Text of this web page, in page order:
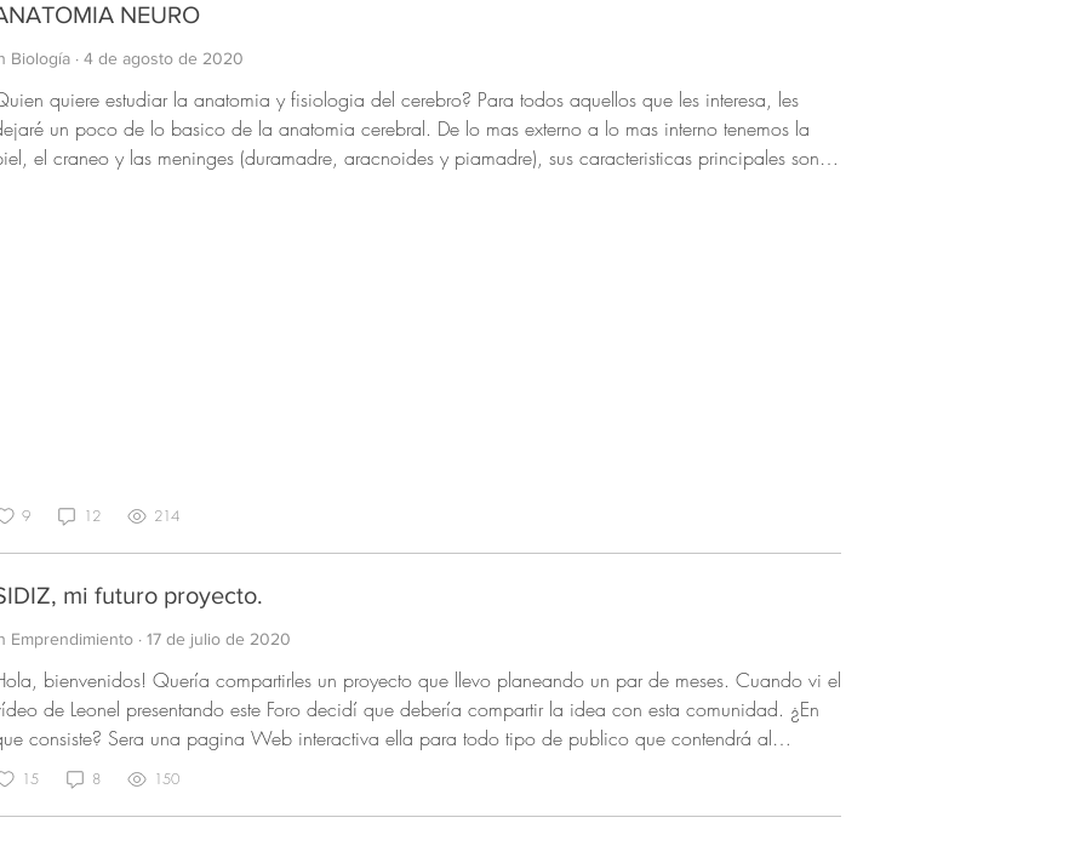
NEURO
Biología · 4 de agosto de 2020
quiere estudiar la anatomia y fisiologia del cerebro? Para todos aquellos que les interesa, les
un poco de lo basico de la anatomia cerebral. De lo mas externo a lo mas interno tenemos la
el craneo y las meninges (duramadre, aracnoides y piamadre), sus caracteristicas principales son,
9 12 214
mi futuro proyecto.
Emprendimiento · 17 de julio de 2020
bienvenidos! Quería compartirles un proyecto que llevo planeando un par de meses. Cuando vi el
de Leonel presentando este Foro decidí que debería compartir la idea con esta comunidad. ¿En
consiste? Sera una pagina Web interactiva ella para todo tipo de publico que contendrá al
información sobre Matemáticas, física, Química, Bellas Artes y Informática. Tendrá una
de resúmenes de estas cinco áreas del saber en formato escrito y también digital por
de una de las mejores Universidades de mi país (Colombia) y resúmenes compartidos en
15 8 150